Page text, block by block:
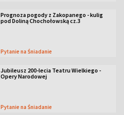
Prognoza pogody z Zakopanego - kulig
pod Doliną Chochołowską cz.3
Pytanie na Śniadanie
Jubileusz 200-lecia Teatru Wielkiego -
Opery Narodowej
Pytanie na Śniadanie